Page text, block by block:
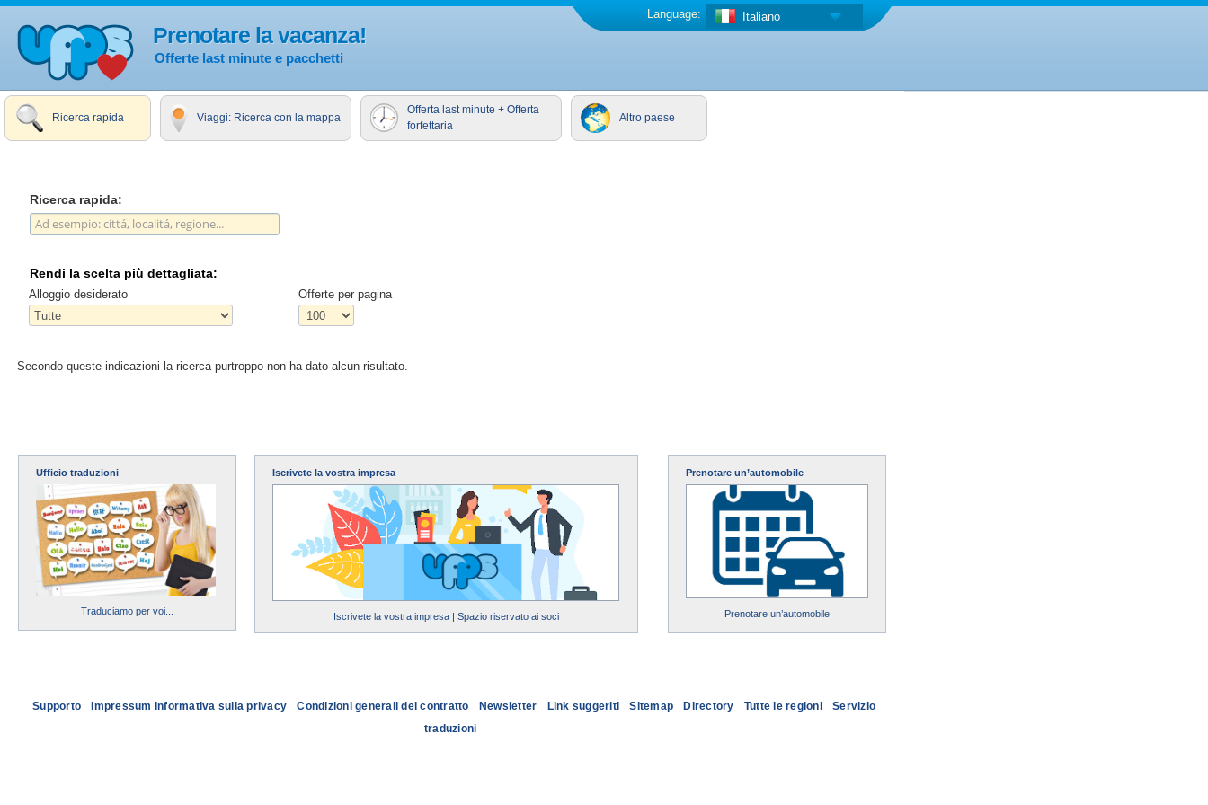
Prenotare la vacanza!
Offerte last minute e pacchetti
Italiano
Language:
Ricerca rapida Viaggi: Ricerca con la mappa
Offerta last minute + Offerta
forfettaria
Altro paese
Ricerca rapida:
Rendi la scelta più dettagliata:
Alloggio desiderato Offerte per pagina
Secondo queste indicazioni la ricerca purtroppo non ha dato alcun risultato.
Ufficio traduzioni
Traduciamo per voi...
Iscrivete la vostra impresa
Iscrivete la vostra impresa| Spazio riservato ai soci
Prenotare un’automobile
Prenotare un’automobile
Supporto Impressum Informativa sulla privacy Condizioni generali del contratto Newsletter Link suggeriti Sitemap Directory Tutte le regioni
Servizio
traduzioni